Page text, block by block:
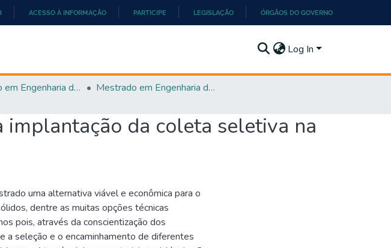
ACESSO À INFORMAÇÃO PARTICIPE LEGISLAÇÃO ÓRGÃOS DO GOVERNO
Log In
Mestrado em Engenharia de Produção
Mestrado em Engenharia de Produção
da coleta seletiva na
uma alternativa viável e econômica para o
dentre as muitas opções técnicas
pois, através da conscientização dos
a seleção e o encaminhamento de diferentes